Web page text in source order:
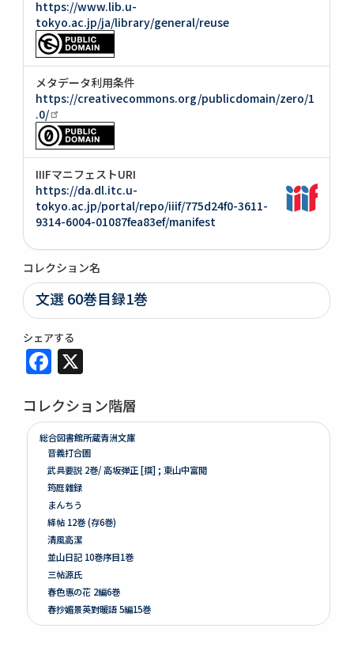
https://www.lib.u-
tokyo.ac.jp/ja/library/general/reuse
メタデータ利用条件
https://creativecommons.org/publicdomain/zero/1
.0/
IIIFマニフェストURI
https://da.dl.itc.u-
tokyo.ac.jp/portal/repo/iiif/775d24f0-3611-
9314-6004-01087fea83ef/manifest
コレクション名
文選 60巻目録1巻
シェアする
Facebook
コレクション階層
総合図書館所蔵青洲文庫
音義打合圖
武具要説 2巻/ 高坂弾正 [撰] ; 東山中富閲
筠庭雜録
まんちう
絳帖 12巻 (存6巻)
清風高潔
並山日記 10巻序目1巻
三帖源氏
春色惠の花 2編6巻
春抄媚景英對暖語 5編15巻
梅暦餘興春色辰巳園 4編12巻